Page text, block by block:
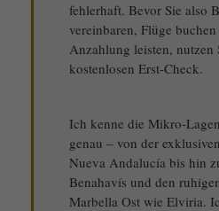
fehlerhaft. Bevor Sie also
vereinbaren, Flüge
Anzahlung leisten, nutzen
kostenlosen Erst-Check.
Ich kenne die Mikro-
genau – von der
Nueva Andalucía bis hin
Benahavís und den
Marbella Ost wie Elviria.